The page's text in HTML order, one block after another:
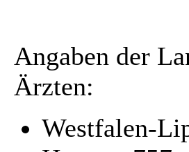
Angaben der
Ärzten:
Westfalen-